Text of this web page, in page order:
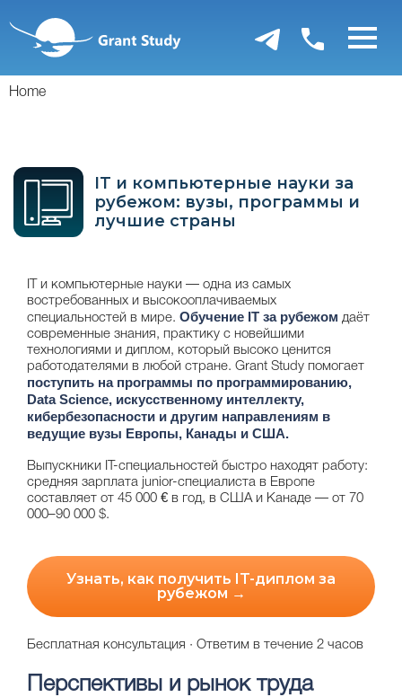
основному
содержанию
Home
IT и компьютерные науки за
рубежом: вузы, программы и
лучшие страны
IT и компьютерные науки — одна из самых
востребованных и высокооплачиваемых
специальностей в мире. Обучение IT за рубежом даёт
современные знания, практику с новейшими
технологиями и диплом, который высоко ценится
работодателями в любой стране. Grant Study помогает
поступить на программы по программированию,
Data Science, искусственному интеллекту,
кибербезопасности и другим направлениям в
ведущие вузы Европы, Канады и США.
Выпускники IT-специальностей быстро находят работу:
средняя зарплата junior-специалиста в Европе
составляет от 45 000 € в год, в США и Канаде — от 70
000–90 000 $.
Узнать, как получить IT-диплом за
рубежом →
Бесплатная консультация · Ответим в течение 2 часов
Перспективы и рынок труда